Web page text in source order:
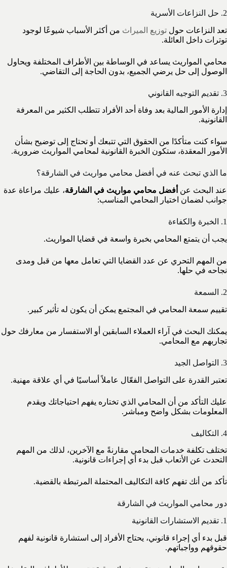
2. حل النزاعات الأسرية
تعد النزاعات حول توزيع الميراث من أكثر الأسباب شيوعًا لوجود
توترات داخل العائلة.
محامي المواريث يساعد في الوساطة بين الأطراف المختلفة ويحاول
الوصول إلى حل يرضي الجميع، بدون الحاجة إلى التقاضي.
3. تقديم التوجيه القانوني
إدارة الأمور المالية بعد وفاة أحد الأفراد تتطلب الكثير من المعرفة
القانونية.
سواء كنت متأكدًا من الحقوق التي تتبعك أو تحتاج إلى توضيح بشأن
الأمور المعقدة، ستكون الخبرة القانونية لمحامي المواريث ضرورية.
ما الذي تبحث عنه في أفضل محامي مواريث في الشارقة؟
عند البحث عن أفضل محامي مواريث في الشارقة، عليك مراعاة عدة
جوانب لضمان اختيار المحامي المناسب:
1. الخبرة والكفاءة
يجب أن يتمتع المحامي بخبرة واسعة في قضايا المواريث.
من المهم التحري عن عدد القضايا التي تعامل معها من قبل ومدى
نجاحه في حلها.
2. السمعة
تقييم سمعة المحامي في المجتمع يمكن أن يكون له تأثير كبير.
يمكنك البحث في آراء العملاء السابقين أو الاستفسار من معارفك حول
تجاربهم مع المحامي.
3. التواصل الجيد
تعتبر القدرة على التواصل الفعّال عاملاً أساسيًا في أي علاقة مهنية.
عليك التأكد من أن المحامي الذي تختاره يفهم احتياجاتك ويقدم
المعلومات بشكل واضح ومباشر.
4. التكاليف
تختلف تكلفة خدمات المحامي مقارنةً مع الآخرين، لذلك من المهم
التحدث عن الأتعاب قبل بدء أي إجراءات قانونية.
تأكد من أنك تفهم كافة التكاليف المحتملة المرتبطة بالقضية.
دور محامي المواريث في الشارقة
1. تقديم الاستشارات القانونية
قبل بدء أي إجراء قانوني، يحتاج الأفراد إلى استشارة قانونية لفهم
حقوقهم وواجباتهم.